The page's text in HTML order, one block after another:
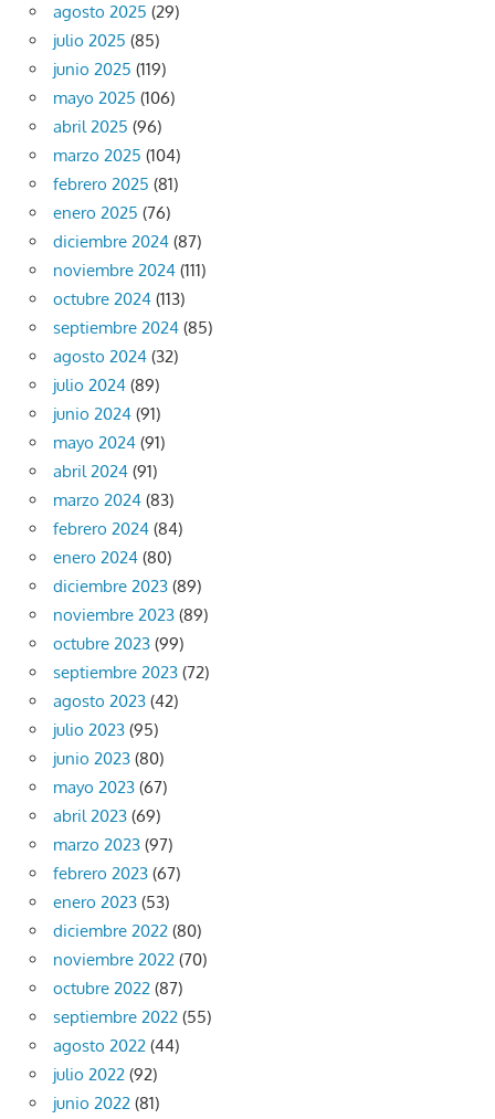
agosto 2025 (29)
julio 2025 (85)
junio 2025 (119)
mayo 2025 (106)
abril 2025 (96)
marzo 2025 (104)
febrero 2025 (81)
enero 2025 (76)
diciembre 2024 (87)
noviembre 2024 (111)
octubre 2024 (113)
septiembre 2024 (85)
agosto 2024 (32)
julio 2024 (89)
junio 2024 (91)
mayo 2024 (91)
abril 2024 (91)
marzo 2024 (83)
febrero 2024 (84)
enero 2024 (80)
diciembre 2023 (89)
noviembre 2023 (89)
octubre 2023 (99)
septiembre 2023 (72)
agosto 2023 (42)
julio 2023 (95)
junio 2023 (80)
mayo 2023 (67)
abril 2023 (69)
marzo 2023 (97)
febrero 2023 (67)
enero 2023 (53)
diciembre 2022 (80)
noviembre 2022 (70)
octubre 2022 (87)
septiembre 2022 (55)
agosto 2022 (44)
julio 2022 (92)
junio 2022 (81)